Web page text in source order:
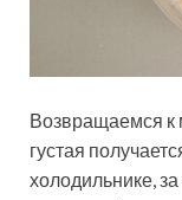
Возвращаемся к
густая
холодильнике, за